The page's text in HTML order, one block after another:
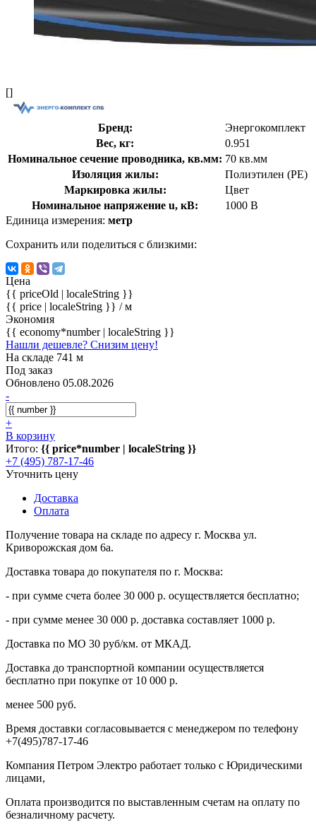
[]
Бренд:
Энергокомплект
Вес, кг:
0.951
Номинальное сечение проводника, кв.мм: 70 кв.мм
Изоляция жилы:
Полиэтилен (PE)
Маркировка жилы:
Цвет
Номинальное напряжение u, кВ:
1000 В
Единица измерения: метр
Сохранить или поделиться с близкими:
Цена
{{ priceOld | localeString }}
{{ price | localeString }} / м
Экономия
{{ economy*number | localeString }}
Нашли дешевле? Снизим цену!
На складе 741 м
Под заказ
Обновлено 05.08.2026
-
+
В корзину
Итого: {{ price*number | localeString }}
+7 (495) 787-17-46
Уточнить цену
Доставка
Оплата
Получение товара на складе по адресу г. Москва ул.
Криворожская дом 6а.
Доставка товара до покупателя по г. Москва:
- при сумме счета более 30 000 р. осуществляется бесплатно;
- при сумме менее 30 000 р. доставка составляет 1000 р.
Доставка по МО 30 руб/км. от МКАД.
Доставка до транспортной компании осуществляется
бесплатно при покупке от 10 000 р.
менее 500 руб.
Время доставки согласовывается с менеджером по телефону
+7(495)787-17-46
Компания Петром Электро работает только с Юридическими
лицами,
Оплата производится по выставленным счетам на оплату по
безналичному расчету.